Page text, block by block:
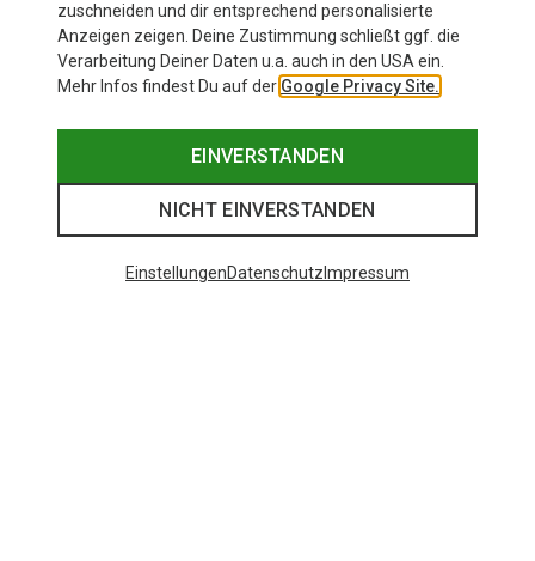
zuschneiden und dir entsprechend personalisierte
Anzeigen zeigen. Deine Zustimmung schließt ggf. die
Verarbeitung Deiner Daten u.a. auch in den USA ein.
Mehr Infos findest Du auf der Google Privacy Site.
EINVERSTANDEN
NICHT EINVERSTANDEN
EinstellungenDatenschutz Impressum